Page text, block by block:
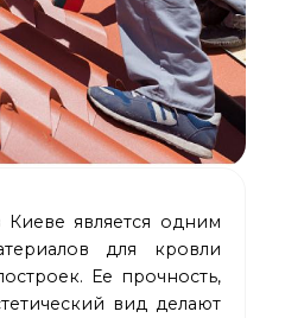
Киеве является одним
для кровли
Ее прочность,
вид делают